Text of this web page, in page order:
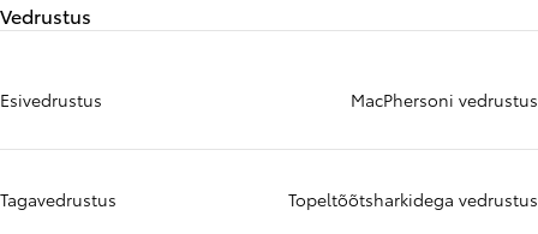
Vedrustus
Esivedrustus MacPhersoni vedrustus
Tagavedrustus Topeltõõtsharkidega vedrustus